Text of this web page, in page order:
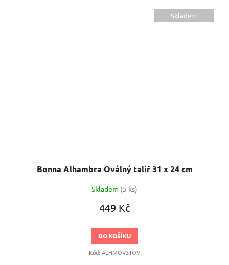
Skladem
Bonna Alhambra Oválný talíř 31 x 24 cm
Skladem (5 ks)
449 Kč
DO KOŠÍKU
Kód: ALHMOV31OV